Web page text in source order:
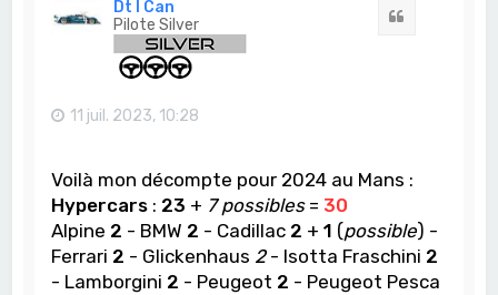
Dt I Can
Pilote Silver
11 juil. 2023, 10:28
Voilà mon décompte pour 2024 au Mans :
Hypercars : 23 + 7 possibles= 30
Alpine 2 - BMW 2 - Cadillac 2 +1 (possible) -
Ferrari 2 - Glickenhaus 2- Isotta Fraschini 2
- Lamborgini 2 - Peugeot 2 - Peugeot Pesca